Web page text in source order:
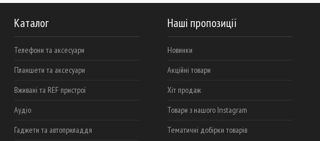
Каталог
Телефони та аксесуари
Планшети та аксесуари
Вживані та REF пристрої
Аудіо
Гаджети та автоприладдя
Наші пропозиції
Новинки
Акційні товари
Хіт продаж
Товари з нашого Instagram
Тематичні добірки товарів